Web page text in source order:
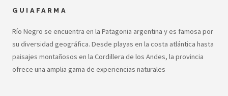
GUIAFARMA
Río Negro se encuentra en la Patagonia argentina y es famosa por
su diversidad geográfica. Desde playas en la costa atlántica hasta
paisajes montañosos en la Cordillera de los Andes, la provincia
ofrece una amplia gama de experiencias naturales